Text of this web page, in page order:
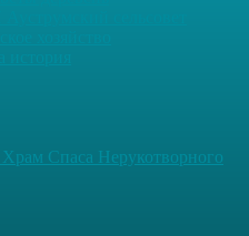
Спаса Нерукотворного